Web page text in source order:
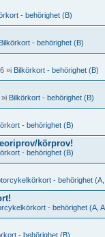
- behörighet (B)
Bilkörkort - behörighet (B)
»i Bilkörkort - behörighet (B)
»i Bilkörkort - behörighet (B)
- behörighet (B)
körprov!
- behörighet (B)
- behörighet (A,
- behörighet (A,
- behörighet (B)